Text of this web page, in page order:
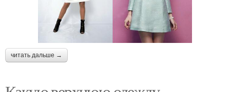
читать дальше →